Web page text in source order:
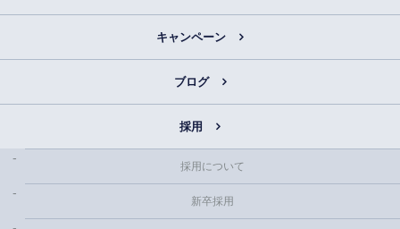
キャンペーン
ブログ
採用
採用について
新卒採用